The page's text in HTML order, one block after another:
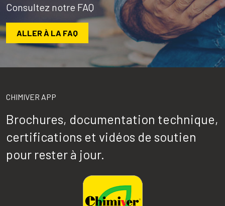
Consultez notre FAQ
ALLER À LA FAQ
CHIMIVER APP
Brochures, documentation technique,
certifications et vidéos de soutien
pour rester à jour.